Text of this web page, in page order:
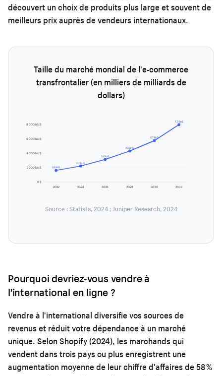
découvert un choix de produits plus large et souvent de
meilleurs prix auprès de vendeurs internationaux.
Taille du marché mondial de l'e-commerce
transfrontalier (en milliers de milliards de
dollars)
0 $
2 000 Md$
4 000 Md$
6 000 Md$
8 000 Md$
2022 2024 2026 2028 2030 2032
1,6 Bn$
2,2 Bn$
3,1 Bn$
4,3 Bn$
5,7 Bn$
7,9 Bn$
Source : Statista, 2024 ; Juniper Research, 2024
Pourquoi devriez-vous vendre à
l'international en ligne ?
Vendre à l'international diversifie vos sources de
revenus et réduit votre dépendance à un marché
unique. Selon Shopify (2024), les marchands qui
vendent dans trois pays ou plus enregistrent une
augmentation moyenne de leur chiffre d'affaires de 58 %